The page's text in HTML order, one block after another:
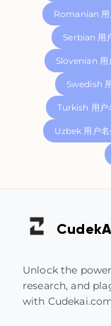
Romanian 用
Serbian 用
Slovenian 用
Swedish
Turkish 用户
Uzbek 用户名
Cudek
Unlock the
research, and
with